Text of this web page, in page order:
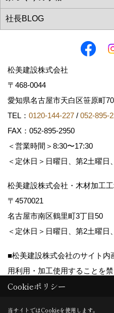
松美建設株式会社
〒468-0044
愛知県名古屋市天白区笹原町
TEL： 0120-144-227 / 052-895-
FAX：052-895-2950
＜営業時間＞8:30〜17:30
＜定休日＞日曜日、第2土曜日
松美建設株式会社・木材加工
〒4570021
名古屋市南区鶴里町3丁目50
＜定休日＞日曜日、第2土曜日
■松美建設株式会社のサイト
用利用・加工使用することを禁
Copyright (c) matsumikensetsu. All
Cookieポリシー
当サイトではCookieを使用します。